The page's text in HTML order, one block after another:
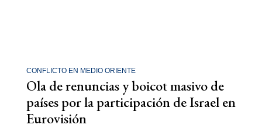
CONFLICTO EN MEDIO ORIENTE
Ola de renuncias y boicot masivo de
países por la participación de Israel en
Eurovisión